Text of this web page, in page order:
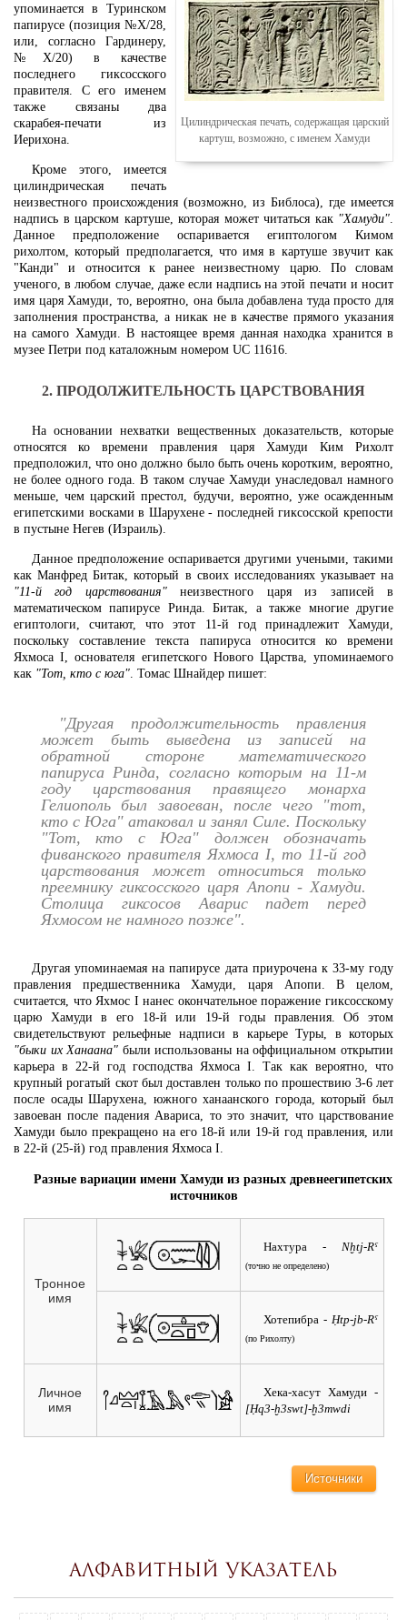
Цилиндрическая печать, содержащая царский
картуш, возможно, с именем Хамуди
упоминается в Туринском
папирусе (позиция №X/28,
или, согласно Гардинеру,
№X/20) в качестве
последнего гиксосского
правителя. С его именем
также связаны два
скарабея-печати из
Иерихона.
Кроме этого, имеется
цилиндрическая печать
неизвестного происхождения (возможно, из Библоса), где имеется
надпись в царском картуше, которая может читаться как "Хамуди".
Данное предположение оспаривается египтологом Кимом
рихолтом, который предполагается, что имя в картуше звучит как
"Канди" и относится к ранее неизвестному царю. По словам
ученого, в любом случае, даже если надпись на этой печати и носит
имя царя Хамуди, то, вероятно, она была добавлена туда просто для
заполнения пространства, а никак не в качестве прямого указания
на самого Хамуди. В настоящее время данная находка хранится в
музее Петри под каталожным номером UC 11616.
2. ПРОДОЛЖИТЕЛЬНОСТЬ ЦАРСТВОВАНИЯ
На основании нехватки вещественных доказательств, которые
относятся ко времени правления царя Хамуди Ким Рихолт
предположил, что оно должно было быть очень коротким, вероятно,
не более одного года. В таком случае Хамуди унаследовал намного
меньше, чем царский престол, будучи, вероятно, уже осажденным
египетскими восками в Шарухене - последней гиксосской крепости
в пустыне Негев (Израиль).
Данное предположение оспаривается другими учеными, такими
как Манфред Битак, который в своих исследованиях указывает на
"11-й год царствования"неизвестного царя из записей в
математическом папирусе Ринда. Битак, а также многие другие
египтологи, считают, что этот 11-й год принадлежит Хамуди,
поскольку составление текста папируса относится ко времени
Яхмоса I, основателя египетского Нового Царства, упоминаемого
как "Тот, кто с юга". Томас Шнайдер пишет:
"Другая продолжительность правления
может быть выведена из записей на
обратной стороне математического
папируса Ринда, согласно которым на 11-м
году царствования правящего монарха
Гелиополь был завоеван, после чего "тот,
кто с Юга" атаковал и занял Силе. Поскольку
"Тот, кто с Юга" должен обозначать
фиванского правителя Яхмоса I, то 11-й год
царствования может относиться только
преемнику гиксосского царя Апопи - Хамуди.
Столица гиксосов Аварис падет перед
Яхмосом не намного позже".
Другая упоминаемая на папирусе дата приурочена к 33-му году
правления предшественника Хамуди, царя Апопи. В целом,
считается, что Яхмос I нанес окончательное поражение гиксосскому
царю Хамуди в его 18-й или 19-й годы правления. Об этом
свидетельствуют рельефные надписи в карьере Туры, в которых
"быки их Ханаана" были использованы на оффициальном открытии
карьера в 22-й год господства Яхмоса I. Так как вероятно, что
крупный рогатый скот был доставлен только по прошествию 3-6 лет
после осады Шарухена, южного ханаанского города, который был
завоеван после падения Авариса, то это значит, что царствование
Хамуди было прекращено на его 18-й или 19-й год правления, или
в 22-й (25-й) год правления Яхмоса I.
Разные вариации имени Хамуди из разных древнеегипетских
источников
Тронное
имя
Нахтура - Nḫtj-Rˁ
(точно не определено)
Хотепибра - Ḥtp-jb-Rˁ
(по Рихолту)
Личное
имя
Хека-хасут Хамуди -
[Ḥq3-ḫ3swt]-ḫ3mwdi
Источники
Алфавитный указатель